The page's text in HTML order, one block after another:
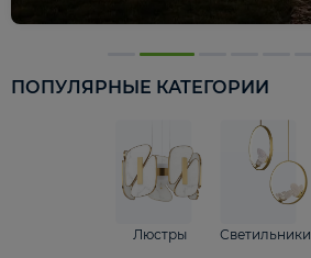
ПОПУЛЯРНЫЕ КАТЕГОРИИ
Люстры Светильники